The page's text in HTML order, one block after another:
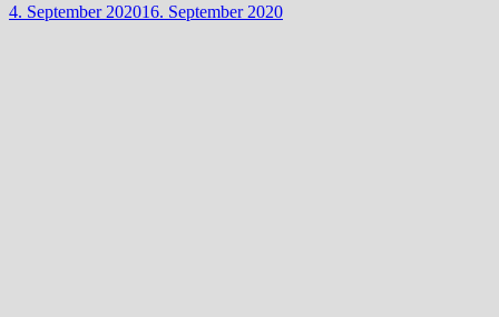
4. September 202016. September 2020